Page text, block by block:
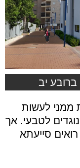
יב
לעשות
לטבעי. אך
סייעתא